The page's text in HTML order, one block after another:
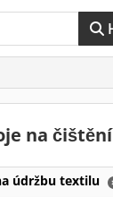
na
údržbu textilu